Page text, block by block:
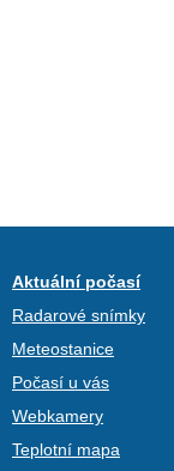
Aktuální počasí
Radarové snímky
Meteostanice
Počasí u vás
Webkamery
Teplotní mapa